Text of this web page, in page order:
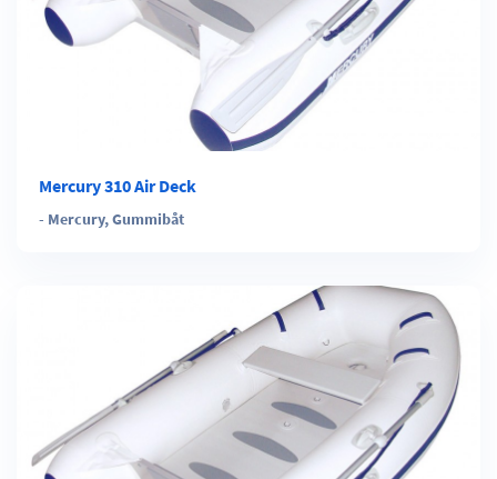
Mercury 310 Air Deck
- Mercury,Gummibåt